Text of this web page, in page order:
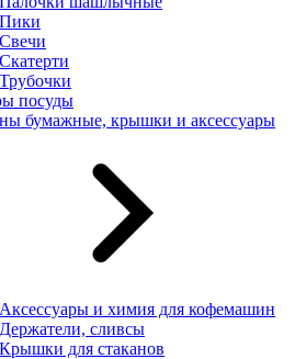
Пики
Свечи
Скатерти
Трубочки
посуды
бумажные, крышки и аксессуары
Аксессуары и химия для кофемашин
Держатели, сливсы
Крышки для стаканов